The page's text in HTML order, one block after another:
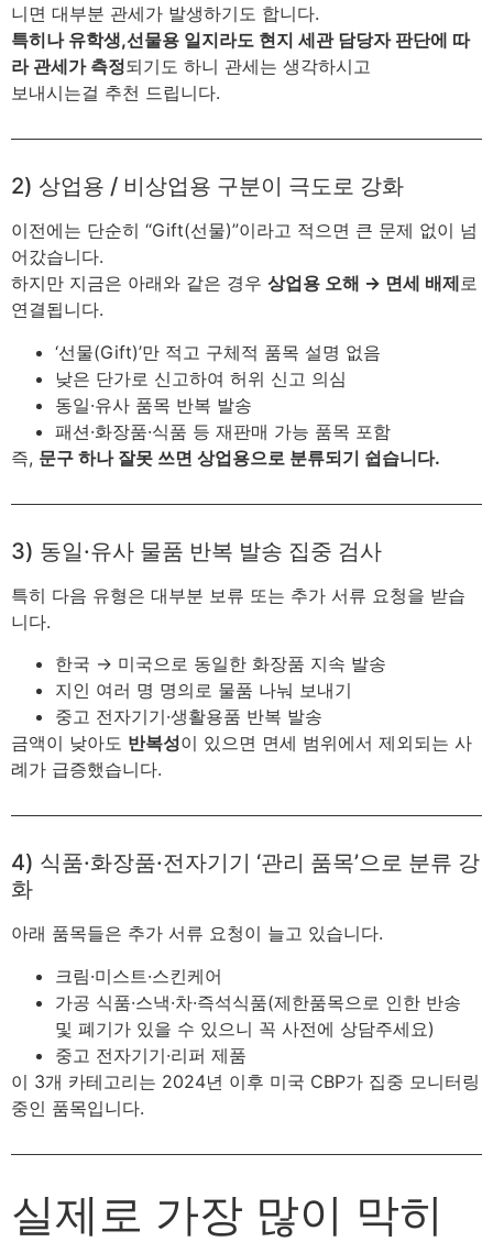
니면 대부분 관세가 발생하기도 합니다.
특히나 유학생,선물용 일지라도 현지 세관 담당자 판단에 따
라 관세가 측정되기도 하니 관세는 생각하시고
보내시는걸 추천 드립니다.
2) 상업용 / 비상업용 구분이 극도로 강화
이전에는 단순히 “Gift(선물)”이라고 적으면 큰 문제 없이 넘
어갔습니다.
하지만 지금은 아래와 같은 경우 상업용 오해 → 면세 배제로
연결됩니다.
‘선물(Gift)’만 적고 구체적 품목 설명 없음
낮은 단가로 신고하여 허위 신고 의심
동일·유사 품목 반복 발송
패션·화장품·식품 등 재판매 가능 품목 포함
즉, 문구 하나 잘못 쓰면 상업용으로 분류되기 쉽습니다.
3) 동일·유사 물품 반복 발송 집중 검사
특히 다음 유형은 대부분 보류 또는 추가 서류 요청을 받습
니다.
한국 → 미국으로 동일한 화장품 지속 발송
지인 여러 명 명의로 물품 나눠 보내기
중고 전자기기·생활용품 반복 발송
금액이 낮아도 반복성이 있으면 면세 범위에서 제외되는 사
례가 급증했습니다.
4) 식품·화장품·전자기기 ‘관리 품목’으로 분류 강
화
아래 품목들은 추가 서류 요청이 늘고 있습니다.
크림·미스트·스킨케어
가공 식품·스낵·차·즉석식품(제한품목으로 인한 반송
및 폐기가 있을 수 있으니 꼭 사전에 상담주세요)
중고 전자기기·리퍼 제품
이 3개 카테고리는 2024년 이후 미국 CBP가 집중 모니터링
중인 품목입니다.
실제로 가장 많이 막히